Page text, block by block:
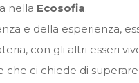
nella Ecosofia.
e della esperienza,
con gli altri esseri
ci chiede di